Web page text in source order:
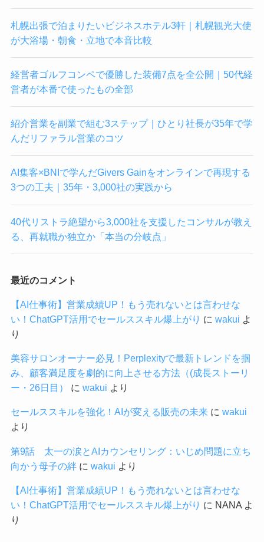
札幌出張で泊まりたいビジネスホテル3軒｜札幌観光大使
が大浴場・朝食・立地で本音比較
経営者ゴルフコンペで優勝した装備7点を全公開｜50代経
営者が本番で使ったもの全部
紹介営業を副業で組む3ステップ｜ひとり社長が35年で学
んだリファラル営業のコツ
AI集客×BNIで学んだGivers Gainをオンラインで再現する
3つの工夫｜35年・3,000社の実践から
40代リストラ絶望から3,000社を支援したコンサルが教え
る、再就職か独立か「本当の分岐点」
最近のコメント
【AI仕事術】営業成績UP！もう売れないとは言わせな
い！ChatGPT活用でセールススキル爆上がり に wakui よ
り
美容サロンオーナー必見！Perplexityで最新トレンドを掴
み、顧客満足度を劇的に向上させる方法（(成長ストーリ
ー・26日目）
に wakui より
セールススキルを強化！AIが変える販売の未来に wakui
より
第9話 太一の涙とAIカウンセリング：いじめ問題に立ち
向かう母子の絆に wakui より
【AI仕事術】営業成績UP！もう売れないとは言わせな
い！ChatGPT活用でセールススキル爆上がり に NANAよ
り